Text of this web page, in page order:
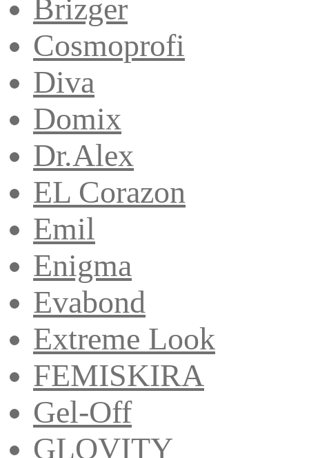
Brizger
Cosmoprofi
Diva
Domix
Dr.Alex
EL Corazon
Emil
Enigma
Evabond
Extreme Look
FEMISKIRA
Gel-Off
GLOVITY